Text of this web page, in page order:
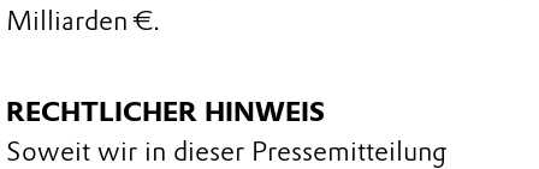
Milliarden €.
RECHTLICHER HINWEIS
Soweit wir in dieser Pressemitteilung